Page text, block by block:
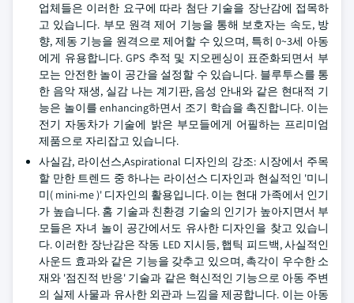
업체들은 이러한 요구에 따라 첨단 기술을 장난감에 접목하
고 있습니다. 부모 원격 제어 기능을 통해 보호자는 속도, 방
향, 제동 기능을 원격으로 제어할 수 있으며, 특히 0~3세 아동
에게 유용합니다. GPS 추적 및 지오펜싱이 표준화되면서 부
모는 안전한 놀이 공간을 설정할 수 있습니다. 블루투스를 통
한 음악 재생, 실감 나는 계기판, 음성 안내와 같은 현대적 기
능은 놀이를 enhancing하면서 조기 학습을 촉진합니다. 이는
전기 자동차가 기술에 밝은 부모들에게 어필하는 프리미엄
제품으로 자리잡고 있습니다.
사실감, 라이선스,Aspirational 디자인의 강조: 시장에서 주목
할 만한 트렌드 중 하나는 라이선스 디자인과 현실적인 '미니
미( mini-me )' 디자인의 활용입니다. 이는 현대 가족에서 인기
가 높습니다. 홈 기술과 친환경 기술의 인기가 높아지면서 부
모들은 자녀 놀이 공간에서도 유사한 디자인을 찾고 있습니
다. 이러한 장난감은 작동 LED 지시등, 햅틱 피드백, 사실적인
사운드 효과와 같은 기능을 갖추고 있으며, 촉각이 우수한 소
재와 '점진적 반응' 기술과 같은 혁신적인 기능으로 아동 주변
의 실제 사물과 유사한 외관과 느낌을 제공합니다. 이는 아동